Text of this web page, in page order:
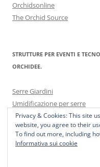
Orchidsonline
The Orchid Source
STRUTTURE PER EVENTI E
ORCHIDEE.
Serre Giardini
Umidificazione per serre
Privacy & Cookies: This site
website, you agree to their
To find out more, including
Informativa sui cookie